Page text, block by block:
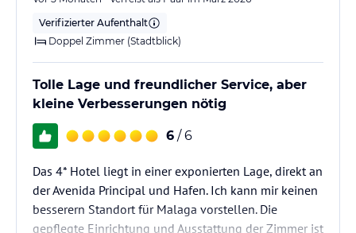
Verifizierter Aufenthalt
Doppel Zimmer (Stadtblick)
Tolle Lage und freundlicher Service, aber
kleine Verbesserungen nötig
6 / 6
Das 4* Hotel liegt in einer exponierten Lage, direkt an
der Avenida Principal und Hafen. Ich kann mir keinen
besserern Standort für Malaga vorstellen. Die
gepflegte Einrichtung und Ausstattung der Zimmer ist